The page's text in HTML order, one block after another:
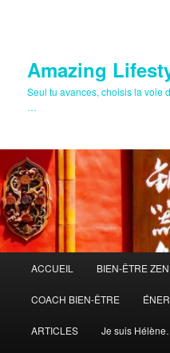
Amazing
Seul tu avances, choisis la voie
…
principal
ACCUEIL BIEN-ÊTRE ZEN
COACH BIEN-ÊTRE
ARTICLES Je suis